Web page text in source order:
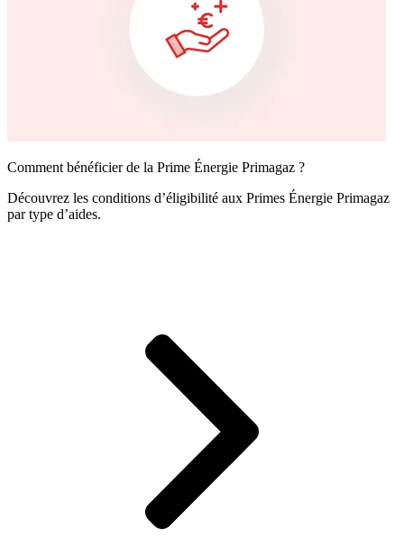
Comment bénéficier de la Prime Énergie Primagaz ?
Découvrez les conditions d’éligibilité aux Primes Énergie Primagaz
par type d’aides.